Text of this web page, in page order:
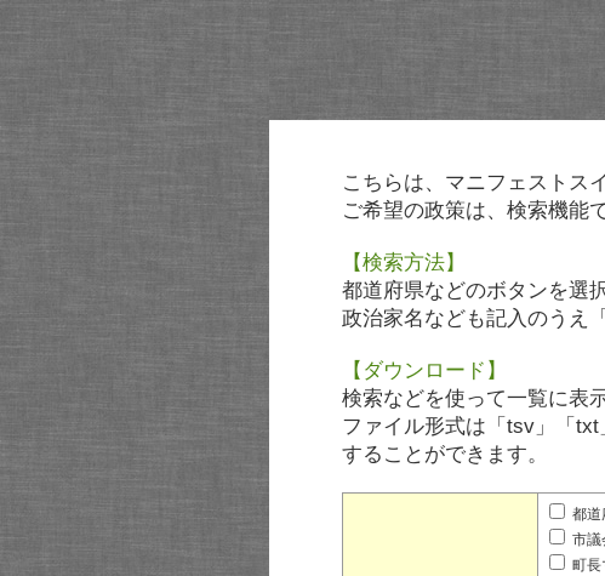
こちらは、マニフェストス
ご希望の政策は、検索機能
【検索方法】
都道府県などのボタンを選
政治家名なども記入のうえ
【ダウンロード】
検索などを使って一覧に表
ファイル形式は「tsv」「
することができます。
都道
市議
町長